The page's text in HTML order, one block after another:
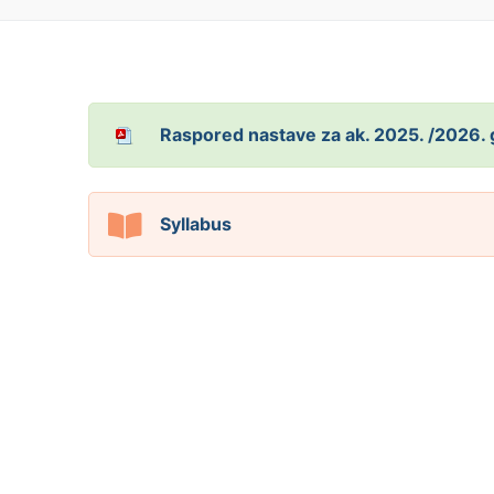
Raspored nastave za ak. 2025. /2026.
Syllabus